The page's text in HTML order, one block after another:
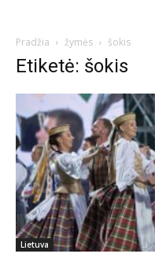
Pradžia žymės šokis
Etiketė: šokis
Lietuva